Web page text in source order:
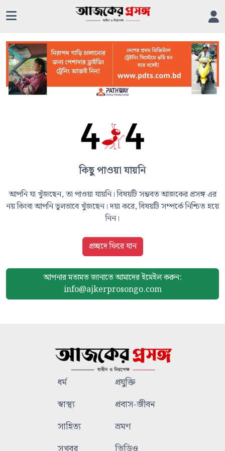
কিছু পাওয়া যায়নি
আপনি যা খুঁজছেন, তা পাওয়া যায়নি। বিষয়টি সম্ভবত আজকের প্রসঙ্গ এর
নয় কিংবা আপনি ভুলভাবে খুঁজছেন। দয়া করে, বিষয়টি সম্পর্কে নিশ্চিত হয়ে
নিন।
প্রচ্ছদে ফিরে যান
আপনার মতামত জানাতে আমাদেরইমেইল করুন:
info@ajkerprosongo.com
ধর্ম
প্রযুক্তি
স্বাস্থ্য
প্রবাস-জীবন
সাহিত্য
ভ্রমণ